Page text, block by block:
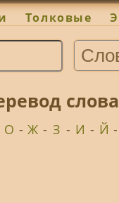
Толковые
О - Ж - З - И - Й -